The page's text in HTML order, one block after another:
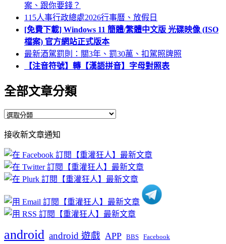
案、跟你要錢？
115人事行政總處2026行事曆、放假日
[免費下載] Windows 11 簡體/繁體中文版 光碟映像 (ISO
檔案) 官方網站正式版本
最新酒駕罰則：關3年、罰30萬、扣駕照牌照
【注音符號】轉【漢語拼音】字母對照表
全部文章分類
全
文
章
分
類
接收新文章通知
android android 遊戲 APP BBS Facebook